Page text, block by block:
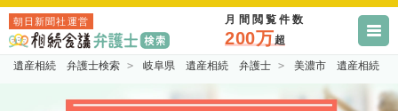
朝日新聞社運営 月間閲覧件数
200万超
遺産相続 弁護士検索 岐阜県 遺産相続 弁護士 美濃市 遺産相続